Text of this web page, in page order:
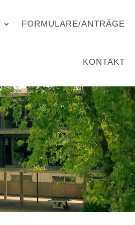
FORMULARE/ANTRÄGE
KONTAKT